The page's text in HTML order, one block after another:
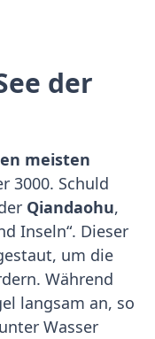
der
meisten
3000. Schuld
Qiandaohu,
Inseln“. Dieser
um die
Während
langsam an, so
Wasser